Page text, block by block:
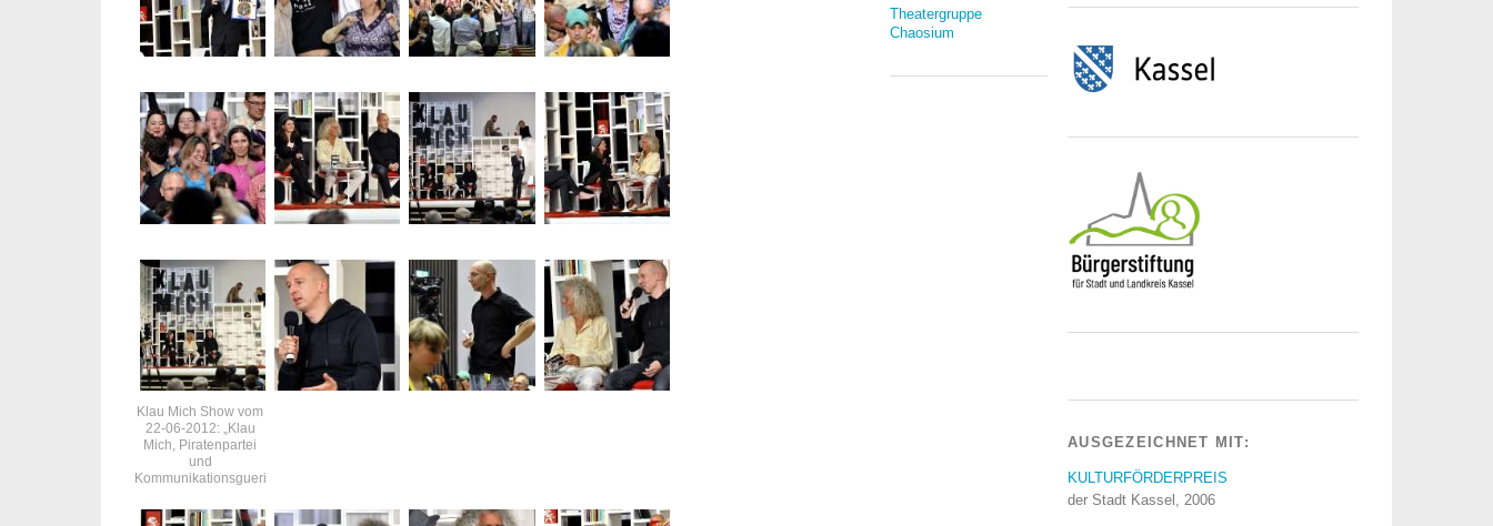
Klau Mich Show vom
22-06-2012: „Klau
Mich, Piratenpartei
und
Kommunikationsguerilla“
Theatergruppe
Chaosium
AUSGEZEICHNET MIT:
KULTURFÖRDERPREIS
der Stadt Kassel, 2006